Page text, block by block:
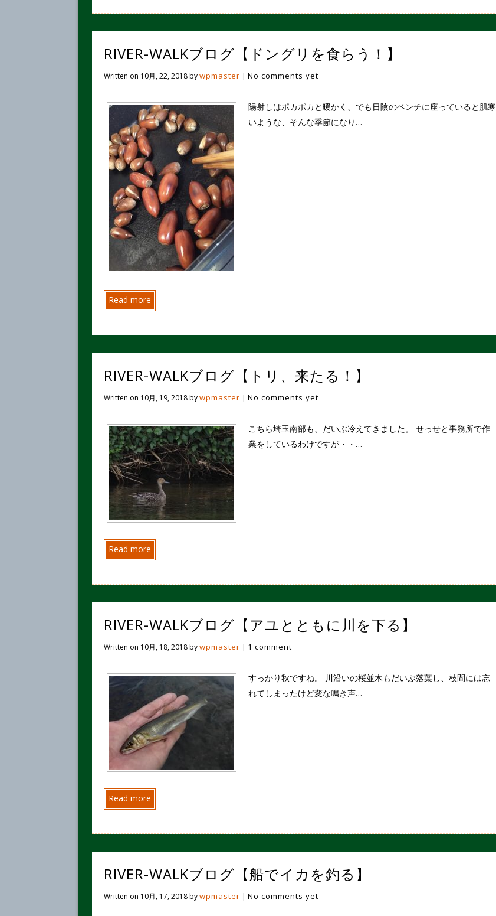
RIVER-WALKブログ【ドングリを食らう！】
Written on 10月, 22, 2018bywpmaster | No comments yet
陽射しはポカポカと暖かく、でも日陰のベンチに座っていると肌寒
いような、そんな季節になり…
Read more
RIVER-WALKブログ【トリ、来たる！】
Written on 10月, 19, 2018bywpmaster | No comments yet
こちら埼玉南部も、だいぶ冷えてきました。 せっせと事務所で作
業をしているわけですが・・…
Read more
RIVER-WALKブログ【アユとともに川を下る】
Written on 10月, 18, 2018bywpmaster | 1 comment
すっかり秋ですね。 川沿いの桜並木もだいぶ落葉し、枝間には忘
れてしまったけど変な鳴き声…
Read more
RIVER-WALKブログ【船でイカを釣る】
Written on 10月, 17, 2018bywpmaster | No comments yet